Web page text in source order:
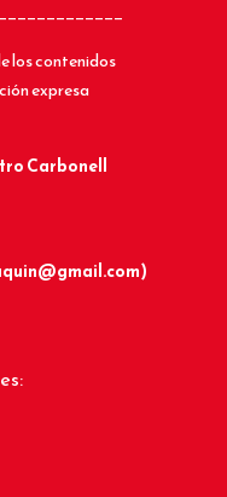
los contenidos
expresa
Carbonell